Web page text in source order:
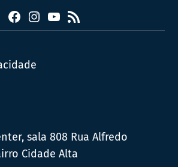
FacebookInstagram
YouTube
RSS
sala 808 Rua Alfredo
Cidade Alta